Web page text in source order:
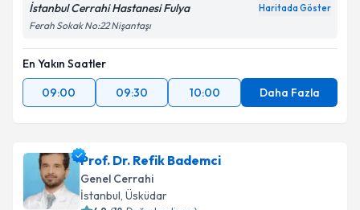
Metni'ni okudum ve kişisel verilerimin belirtilen
kapsamda işlenmesini kabul ediyorum.
Takvim Talebini Gönder
İstanbul Cerrahi Hastanesi Fulya Haritada Göster
Ferah Sokak No:22 Nişantaşı
En Yakın Saatler
09:00
09:30 10:00 Daha Fazla
Prof. Dr. Refik Bademci
Genel Cerrahi
İstanbul, Üsküdar